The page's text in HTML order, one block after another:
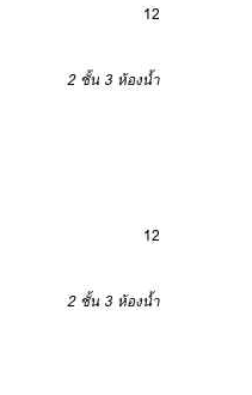
12
2 ชั้น 3 ห้องน้ำ
12
2 ชั้น 3 ห้องน้ำ